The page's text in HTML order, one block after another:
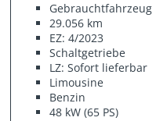
Gebrauchtfahrzeug
29.056 km
EZ: 4/2023
Schaltgetriebe
LZ: Sofort lieferbar
Limousine
Benzin
48 kW (65 PS)